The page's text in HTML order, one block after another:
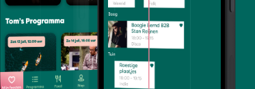
Plattegrond
Locaties
Feesten met een groen hart